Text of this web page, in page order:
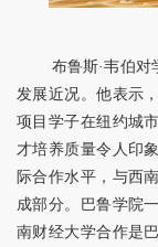
布鲁斯·韦伯
发展近况。他表示
项目学子在纽约城
才培养质量令人印
际合作水平，与西
成部分。巴鲁学院
南财经大学合作是